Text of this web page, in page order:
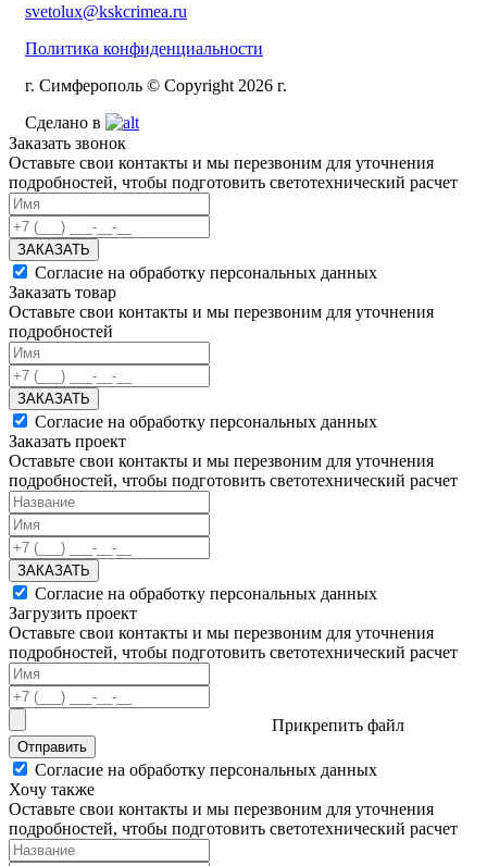
svetolux@kskcrimea.ru
Политика конфиденциальности
г. Симферополь © Copyright 2026 г.
Сделано в
Заказать звонок
Оставьте свои контакты и мы перезвоним для уточнения
подробностей, чтобы подготовить светотехнический расчет
ЗАКАЗАТЬ
Согласие на обработку персональных данных
Заказать товар
Оставьте свои контакты и мы перезвоним для уточнения
подробностей
ЗАКАЗАТЬ
Согласие на обработку персональных данных
Заказать проект
Оставьте свои контакты и мы перезвоним для уточнения
подробностей, чтобы подготовить светотехнический расчет
ЗАКАЗАТЬ
Согласие на обработку персональных данных
Загрузить проект
Оставьте свои контакты и мы перезвоним для уточнения
подробностей, чтобы подготовить светотехнический расчет
Прикрепить файл
Отправить
Согласие на обработку персональных данных
Хочу также
Оставьте свои контакты и мы перезвоним для уточнения
подробностей, чтобы подготовить светотехнический расчет